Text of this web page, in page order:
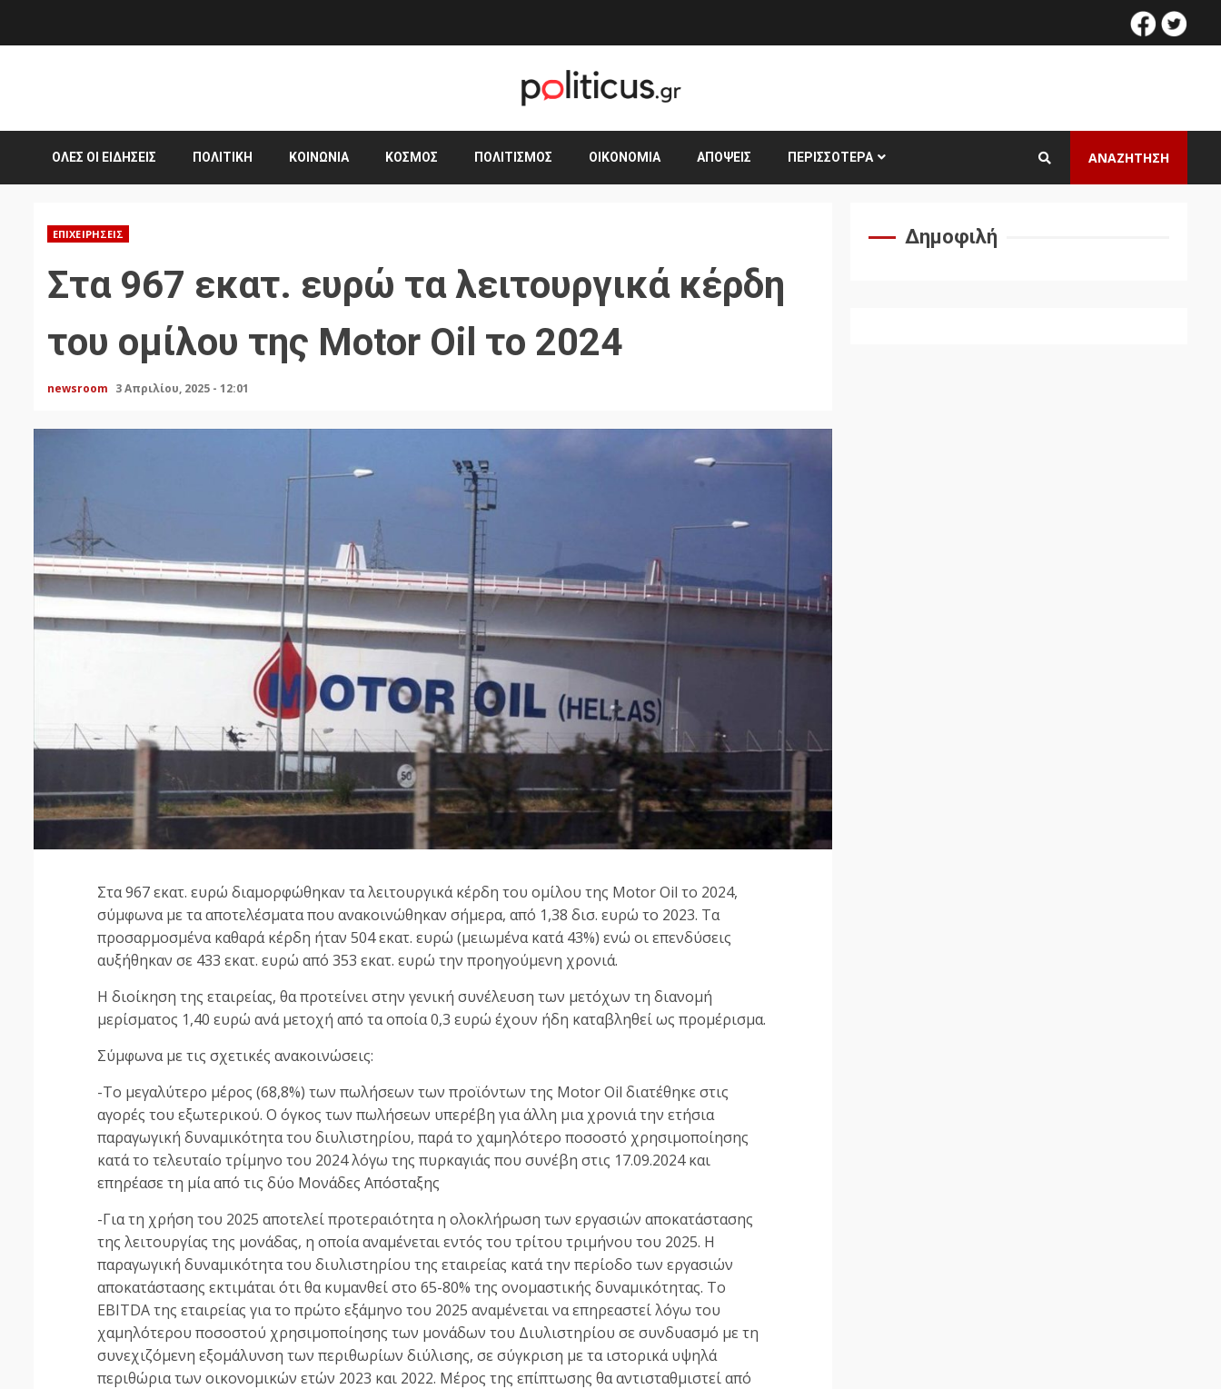
facebook
ΌΛΕΣ ΟΙ ΕΙΔΉΣΕΙΣ ΠΟΛΙΤΙΚΉ ΚΟΙΝΩΝΊΑ ΚΌΣΜΟΣ ΠΟΛΙΤΙΣΜΌΣ ΟΙΚΟΝΟΜΊΑ ΑΠΌΨΕΙΣ ΠΕΡΙΣΣΌΤΕΡΑ ΑΝΑΖΗΤΗΣΗ
ΕΠΙΧΕΙΡΉΣΕΙΣ
Στα 967 εκατ. ευρώ τα λειτουργικά κέρδη
του ομίλου της Motor Oil το 2024
newsroom 3 Απριλίου, 2025 - 12:01
Στα 967 εκατ. ευρώ διαμορφώθηκαν τα λειτουργικά κέρδη του ομίλου της Motor Oil το 2024,
σύμφωνα με τα αποτελέσματα που ανακοινώθηκαν σήμερα, από 1,38 δισ. ευρώ το 2023. Τα
προσαρμοσμένα καθαρά κέρδη ήταν 504 εκατ. ευρώ (μειωμένα κατά 43%) ενώ οι επενδύσεις
αυξήθηκαν σε 433 εκατ. ευρώ από 353 εκατ. ευρώ την προηγούμενη χρονιά.
Η διοίκηση της εταιρείας, θα προτείνει στην γενική συνέλευση των μετόχων τη διανομή
μερίσματος 1,40 ευρώ ανά μετοχή από τα οποία 0,3 ευρώ έχουν ήδη καταβληθεί ως προμέρισμα.
Σύμφωνα με τις σχετικές ανακοινώσεις:
-Το μεγαλύτερο μέρος (68,8%) των πωλήσεων των προϊόντων της Μotor Oil διατέθηκε στις
αγορές του εξωτερικού. Ο όγκος των πωλήσεων υπερέβη για άλλη μια χρονιά την ετήσια
παραγωγική δυναμικότητα του διυλιστηρίου, παρά το χαμηλότερο ποσοστό χρησιμοποίησης
κατά το τελευταίο τρίμηνο του 2024 λόγω της πυρκαγιάς που συνέβη στις 17.09.2024 και
επηρέασε τη μία από τις δύο Μονάδες Απόσταξης
-Για τη χρήση του 2025 αποτελεί προτεραιότητα η ολοκλήρωση των εργασιών αποκατάστασης
της λειτουργίας της μονάδας, η οποία αναμένεται εντός του τρίτου τριμήνου του 2025. Η
παραγωγική δυναμικότητα του διυλιστηρίου της εταιρείας κατά την περίοδο των εργασιών
αποκατάστασης εκτιμάται ότι θα κυμανθεί στο 65-80% της ονομαστικής δυναμικότητας. Το
EBITDA της εταιρείας για το πρώτο εξάμηνο του 2025 αναμένεται να επηρεαστεί λόγω του
χαμηλότερου ποσοστού χρησιμοποίησης των μονάδων του Διυλιστηρίου σε συνδυασμό με τη
συνεχιζόμενη εξομάλυνση των περιθωρίων διύλισης, σε σύγκριση με τα ιστορικά υψηλά
περιθώρια των οικονομικών ετών 2023 και 2022. Μέρος της επίπτωσης θα αντισταθμιστεί από
Δημοφιλή